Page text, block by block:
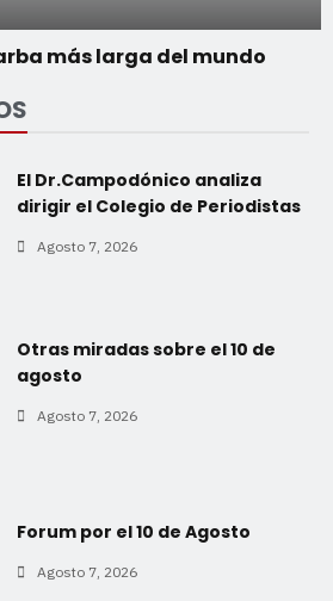
más larga del mundo
El Dr.Campodónico analiza
dirigir el Colegio de Periodistas
Agosto 7, 2026
Otras miradas sobre el 10 de
agosto
Agosto 7, 2026
Forum por el 10 de Agosto
Agosto 7, 2026